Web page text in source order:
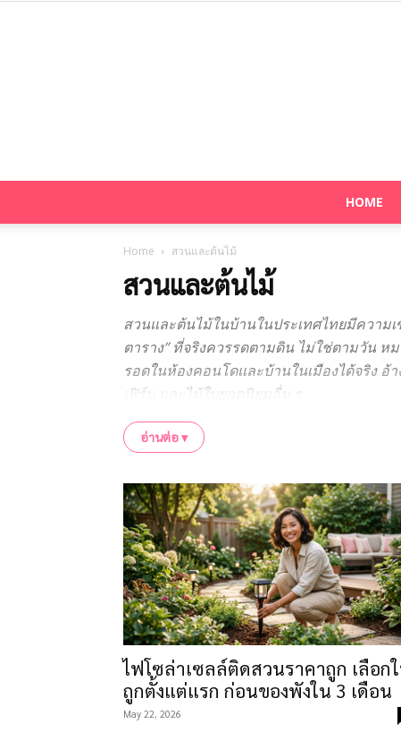
HOME
Home สวนและต้นไม้
สวนและต้นไม้
สวนและต้นไม้ในบ้านในประเทศไทยมีความ
ตาราง” ที่จริงควรรดตามดิน ไม่ใช่ตามวัน ห
รอดในห้องคอนโดและบ้านในเมืองได้จริง อ้
เฟิร์น และไม้ใบยอดนิยมอื่น ๆ
เราอ้างอิงคู่มือเลี้ยงต้นไม้ของ Royal
ตรงจากเว็บฝรั่งซึ่งสมมติว่าทุกคนมีหน้าต่าง
หัวข้อในหมวดนี้รวมไกด์เลือกต้นไม้สำหรับมื
(เพลี้ย ไรแดง รา) โดยไม่ใช้สารเคมีแรงเกิ
อากาศที่งานวิจัยบอกว่าได้ผลจริงแค่ไหน
ประเด็นที่ตลาดไม้ประดับชอบใช้กับมือใหม่ เ
คุณภาพไม่ค่อยสม่ำเสมอ และอุปกรณ์ไฮโด
กำลังจะเริ่มเลี้ยงต้นไม้ในห้องครั้งแรก หรือ
ใหม่ด้วยข้อมูลถูกต้องและต้นทุนต่ำกว่าครั้งก่
อ่านต่อ ▾
ไฟโซล่าเซลล์ติดสวนราคาถูก เลือก
ถูกตั้งแต่แรก ก่อนของพังใน 3 เดือน
May 22, 2026